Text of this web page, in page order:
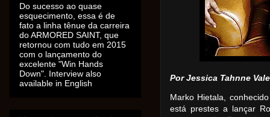
Por Jessica Tahnne
Marko Hietala,
está prestes a lançar
Do sucesso ao quase
esquecimento, essa é de
fato a linha tênue da carreira
do ARMORED SAINT, que
retornou com tudo em 2015
com o lançamento do
excelente "Win Hands
Down". Interview also
available in English